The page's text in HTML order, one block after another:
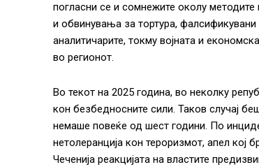
погласни се и сомнежите околу
и обвинувања за тортура,
аналитичарите, токму војната и
во регионот.
Во текот на 2025 година, во неколку
кон безбедносните сили. Таков случај
немаше повеќе од шест години. По
нетолеранција кон тероризмот, апел
Чеченија реакцијата на властите